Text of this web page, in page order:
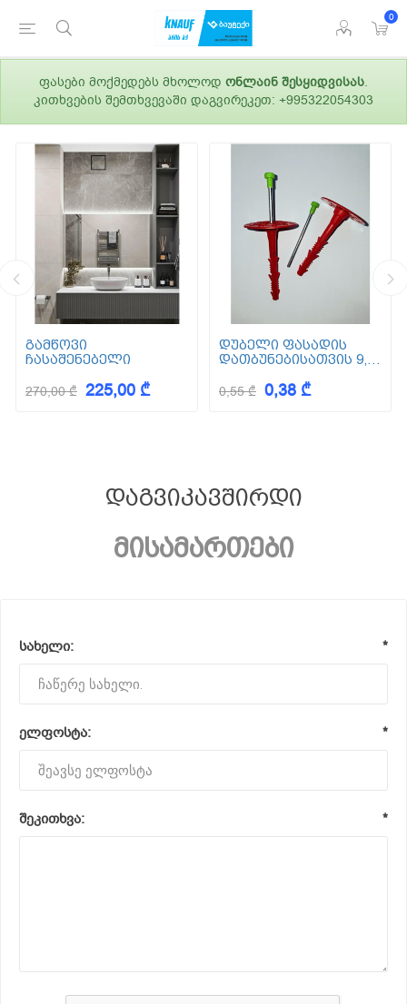
0
ფასები მოქმედებს მხოლოდ ონლაინ შესყიდვისას.
კითხვების შემთხვევაში დაგვირეკეთ: +995322054303
გამწოვი
ჩასაშენებელი
270,00 ₾ 225,00 ₾
დუბელი ფასადის
დათბუნებისათვის 9,5
0,55 ₾ 0,38 ₾
დაგვიკავშირდი
მისამართები
სახელი: *
ელფოსტა: *
შეკითხვა: *